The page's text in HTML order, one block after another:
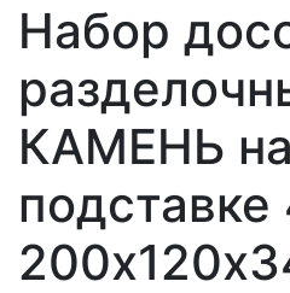
Набор
КАМЕНЬ на
подставке